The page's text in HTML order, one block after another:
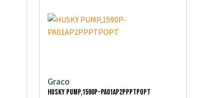
Graco
HUSKY PUMP,1590P-PA01AP2PPPTPOPT